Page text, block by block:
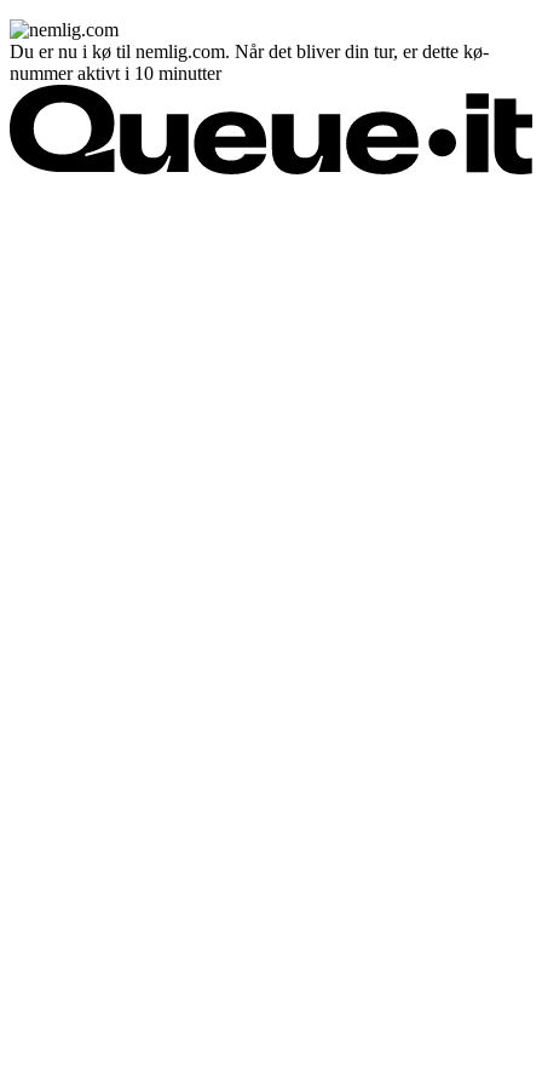
Du er nu i kø til nemlig.com. Når det bliver din tur, er dette kø-
nummer aktivt i 10 minutter